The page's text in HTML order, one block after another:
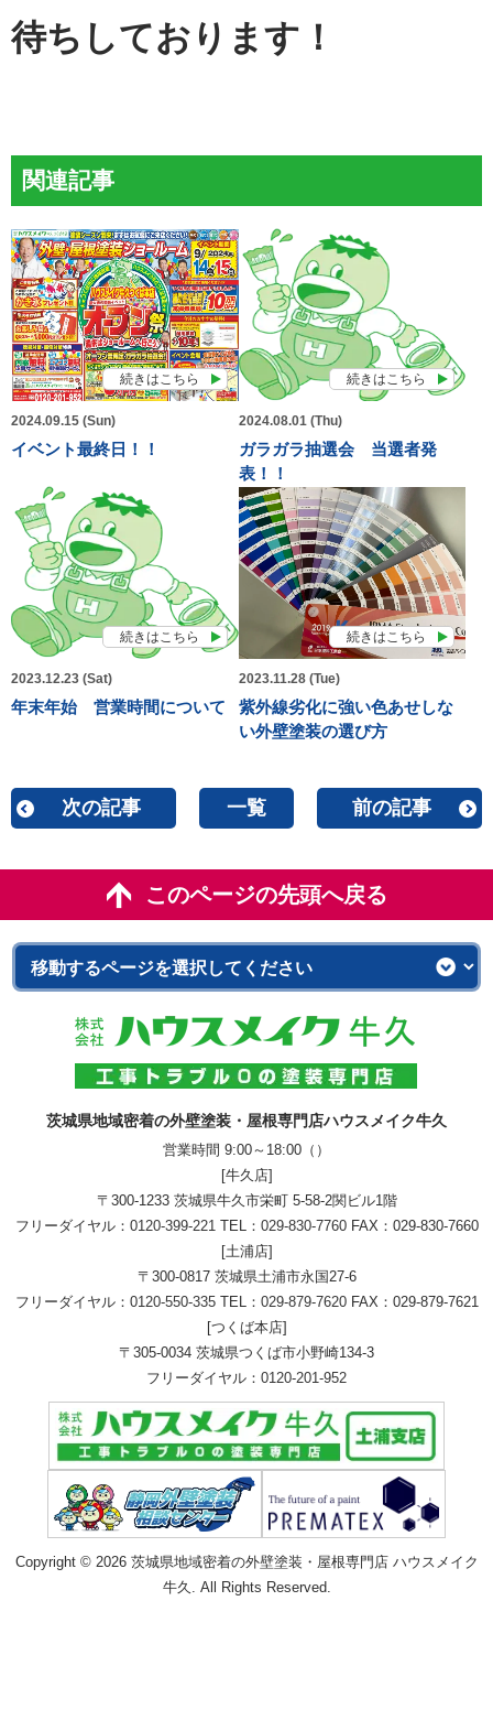
待ちしております！
関連記事
続きはこちら
2024.09.15 (Sun)
イベント最終日！！
続きはこちら
2024.08.01 (Thu)
ガラガラ抽選会 当選者発
表！！
続きはこちら
2023.12.23 (Sat)
年末年始 営業時間について
続きはこちら
2023.11.28 (Tue)
紫外線劣化に強い色あせしな
い外壁塗装の選び方
次の記事 一覧 前の記事
このページの先頭へ戻る
茨城県地域密着の外壁塗装・屋根専門店ハウスメイク牛久
営業時間 9:00～18:00（）
[牛久店]
〒300-1233 茨城県牛久市栄町 5-58-2関ビル1階
フリーダイヤル： 0120-399-221TEL： 029-830-7760FAX：029-830-7660
[土浦店]
〒300-0817 茨城県土浦市永国27-6
フリーダイヤル： 0120-550-335TEL： 029-879-7620FAX：029-879-7621
[つくば本店]
〒305-0034 茨城県つくば市小野崎134-3
フリーダイヤル： 0120-201-952
Copyright © 2026 茨城県地域密着の外壁塗装・屋根専門店 ハウスメイク
牛久. All Rights Reserved.